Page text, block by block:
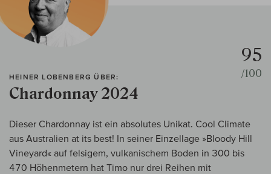
HEINER LOBENBERG ÜBER:
Chardonnay 2024
95
/100
Dieser Chardonnay ist ein absolutes Unikat. Cool Climate
aus Australien at its best! In seiner Einzellage »Bloody Hill
Vineyard« auf felsigem, vulkanischem Boden in 300 bis
470 Höhenmetern hat Timo nur drei Reihen mit